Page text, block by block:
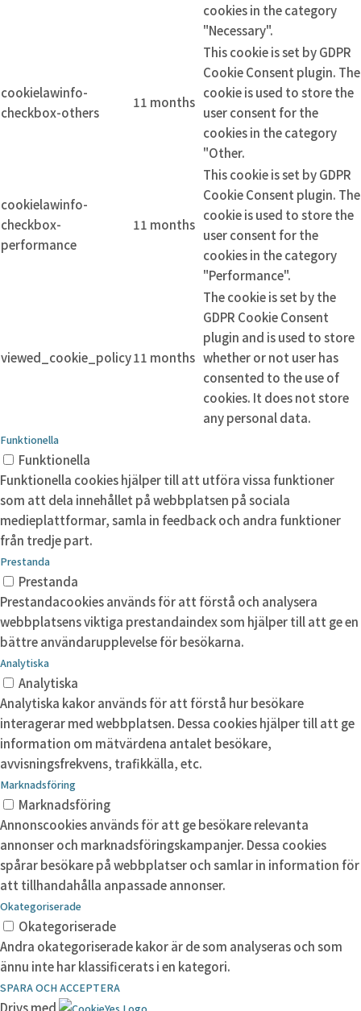
cookies in the category
"Necessary".
cookielawinfo-
checkbox-others
11 months
This cookie is set by GDPR
Cookie Consent plugin. The
cookie is used to store the
user consent for the
cookies in the category
"Other.
cookielawinfo-
checkbox-
performance
11 months
This cookie is set by GDPR
Cookie Consent plugin. The
cookie is used to store the
user consent for the
cookies in the category
"Performance".
viewed_cookie_policy11 months
The cookie is set by the
GDPR Cookie Consent
plugin and is used to store
whether or not user has
consented to the use of
cookies. It does not store
any personal data.
Funktionella
Funktionella
Funktionella cookies hjälper till att utföra vissa funktioner
som att dela innehållet på webbplatsen på sociala
medieplattformar, samla in feedback och andra funktioner
från tredje part.
Prestanda
Prestanda
Prestandacookies används för att förstå och analysera
webbplatsens viktiga prestandaindex som hjälper till att ge en
bättre användarupplevelse för besökarna.
Analytiska
Analytiska
Analytiska kakor används för att förstå hur besökare
interagerar med webbplatsen. Dessa cookies hjälper till att ge
information om mätvärdena antalet besökare,
avvisningsfrekvens, trafikkälla, etc.
Marknadsföring
Marknadsföring
Annonscookies används för att ge besökare relevanta
annonser och marknadsföringskampanjer. Dessa cookies
spårar besökare på webbplatser och samlar in information för
att tillhandahålla anpassade annonser.
Okategoriserade
Okategoriserade
Andra okategoriserade kakor är de som analyseras och som
ännu inte har klassificerats i en kategori.
SPARA OCH ACCEPTERA
Drivs med